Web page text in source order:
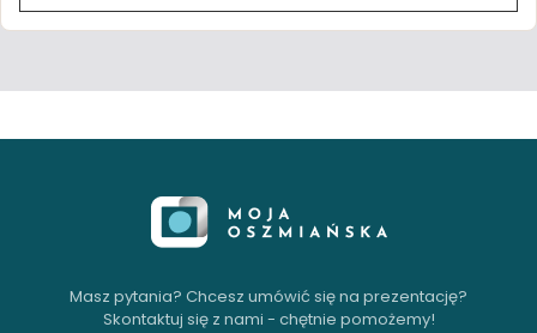
Masz pytania? Chcesz umówić się na prezentację?
Skontaktuj się z nami - chętnie pomożemy!